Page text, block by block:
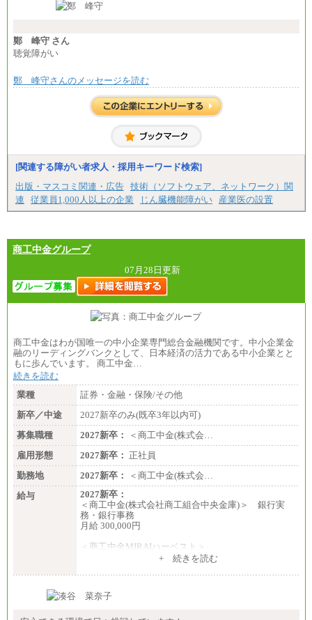
ます。
鄭 峰守 さん
聴覚障がい
鄭 峰守さんのメッセージを読む
[関連する障がい者求人・採用キーワード検索]
出版・マスコミ関連・広告 技術（ソフトウェア、ネットワーク）関
連
従業員1,000人以上の企業 じん臓機能障がい 産業医の設置
商工中金グループ
07月28日更新
商工中金はわが国唯一の中小企業専門総合金融機関です。中小企業金
融のリーディングバンクとして、日本経済の活力である中小企業とと
もに歩んでいます。 商工中金…
続きを読む
業種
証券・金融・保険/その他
新卒／中途
2027新卒のみ(既卒3年以内可)
募集職種
2027新卒：
＜商工中金(株式会…
雇用形態
2027新卒： 正社員
勤務地
2027新卒：
＜商工中金(株式会…
給与
2027新卒：
＜商工中金(株式会社商工組合中央金庫)＞ 銀行実
務・銀行事務
月給 300,000円
＜商工中金MIRAIハーベスト＞
+ 続きを読む